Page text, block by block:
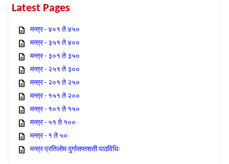
Latest Pages
मन्त्र - ४०१ ते ४५०
मन्त्र - ३५१ ते ४००
मन्त्र - ३०१ ते ३५०
मन्त्र - २५१ ते ३००
मन्त्र - २०१ ते २५०
मन्त्र - १५१ ते २००
मन्त्र - १०१ ते १५०
मन्त्र - ५१ ते १००
मन्त्र - १ ते ५०
मन्त्र प्रतिलोम दुर्गासप्तशती पाठविधिः